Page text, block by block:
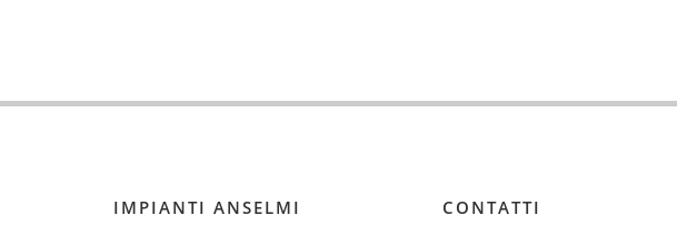
IMPIANTI ANSELMI CONTATTI